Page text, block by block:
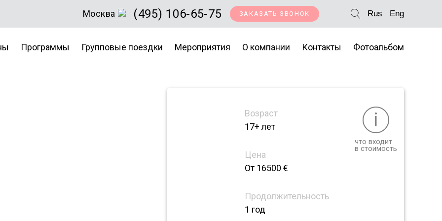
Москва (495) 106-65-75 ЗАКАЗАТЬ ЗВОНОК Rus Eng
Программы Групповые поездки Мероприятия О компании Контакты Фотоальбом
Возраст
17+ лет
i
что входит
в стоимость
Цена
От 16500 €
Продолжительность
1 год